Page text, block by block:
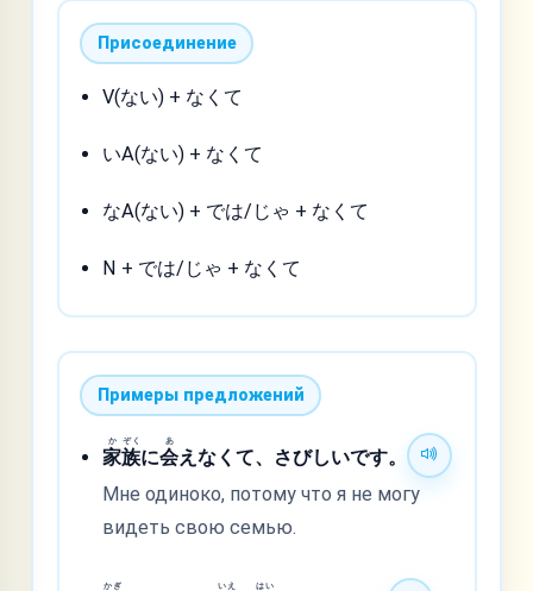
Присоединение
V(ない) + なくて
いA(ない) + なくて
なA(ない) + では/じゃ + なくて
N + では/じゃ + なくて
Примеры предложений
家
か
族
ぞく
に会
あ
えなくて、さびしいです。
Мне одиноко, потому что я не могу
видеть свою семью.
かぎ いえ はい